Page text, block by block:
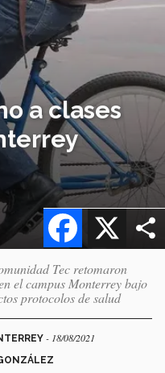
a clases
X
Facebook
Tec retomaron
el campus Monterrey bajo
protocolos de salud
- 18/08/2021